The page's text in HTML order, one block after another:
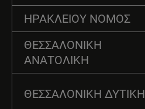
ΗΡΑΚΛΕΙΟΥ ΝΟΜΟΣ
ΘΕΣΣΑΛΟΝΙΚΗ
ΑΝΑΤΟΛΙΚΗ
ΘΕΣΣΑΛΟΝΙΚΗ ΔΥΤΙΚΗ